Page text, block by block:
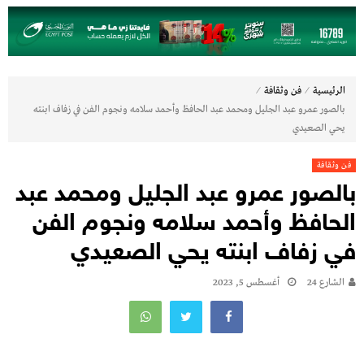
الرئيسية ⁄ فن وثقافة ⁄
بالصور عمرو عبد الجليل ومحمد عبد الحافظ وأحمد سلامه ونجوم الفن في زفاف ابنته
يحي الصعيدي
فن وثقافة
بالصور عمرو عبد الجليل ومحمد عبد
الحافظ وأحمد سلامه ونجوم الفن
في زفاف ابنته يحي الصعيدي
الشارع 24 أغسطس 5, 2023